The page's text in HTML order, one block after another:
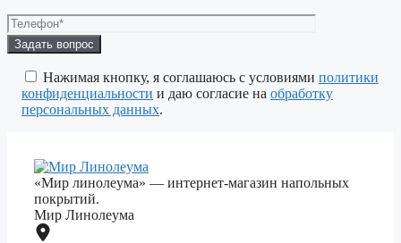
Оставьте
это
поле
пустым.
Нажимая кнопку, я соглашаюсь с условиями политики
конфиденциальности и даю согласие на обработку
персональных данных.
«Мир линолеума» — интернет-магазин напольных
покрытий.
Мир Линолеума